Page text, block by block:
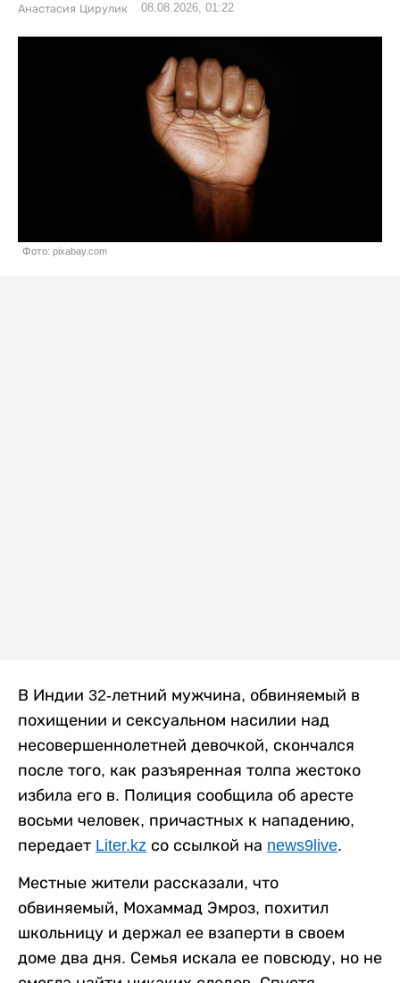
Анастасия Цирулик 08.08.2026, 01:22
Фото: pixabay.com
В Индии 32-летний мужчина, обвиняемый в
похищении и сексуальном насилии над
несовершеннолетней девочкой, скончался
после того, как разъяренная толпа жестоко
избила его в. Полиция сообщила об аресте
восьми человек, причастных к нападению,
передает Liter.kz со ссылкой на news9live.
Местные жители рассказали, что
обвиняемый, Мохаммад Эмроз, похитил
школьницу и держал ее взаперти в своем
доме два дня. Семья искала ее повсюду, но не